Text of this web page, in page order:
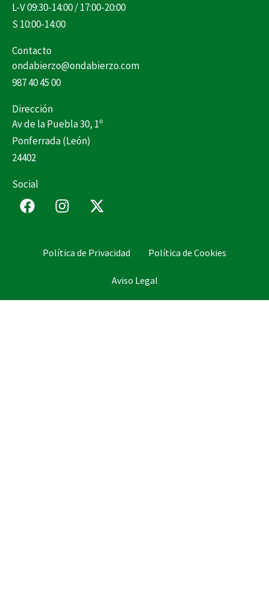
L-V 09:30-14:00 / 17:00-20:00
S 10:00-14:00
Contacto
ondabierzo@ondabierzo.com
987 40 45 00
Dirección
Av de la Puebla 30, 1º
Ponferrada (León)
24402
Social
F
a
k
I
n
a
a
X
-
i
e
Política de Privacidad Política de Cookies
Aviso Legal